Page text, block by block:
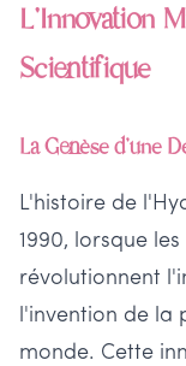
L'Innovation
Scientifique
La Genèse d'une
L'histoire de
1990, lorsque
révolutionnent
l'invention de la
monde. Cette